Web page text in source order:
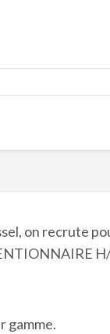
on recrute
gamme.